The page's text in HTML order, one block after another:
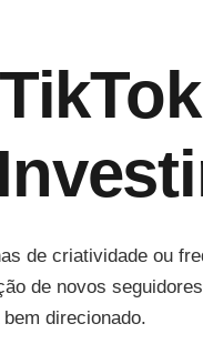
de criatividade ou
de novos
direcionado.